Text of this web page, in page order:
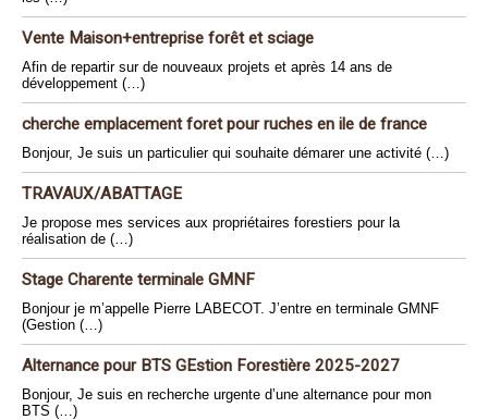
Vente Maison+entreprise forêt et sciage
Afin de repartir sur de nouveaux projets et après 14 ans de
développement (…)
cherche emplacement foret pour ruches en ile de france
Bonjour, Je suis un particulier qui souhaite démarer une activité (…)
TRAVAUX/ABATTAGE
Je propose mes services aux propriétaires forestiers pour la
réalisation de (…)
Stage Charente terminale GMNF
Bonjour je m’appelle Pierre LABECOT. J’entre en terminale GMNF
(Gestion (…)
Alternance pour BTS GEstion Forestière 2025-2027
Bonjour, Je suis en recherche urgente d’une alternance pour mon
BTS (…)